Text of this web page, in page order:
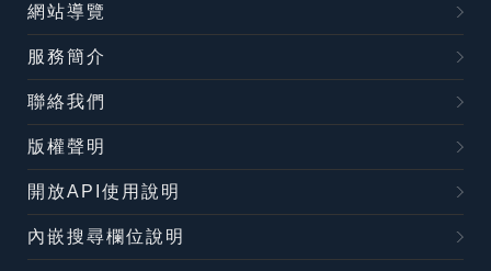
網站導覽
服務簡介
聯絡我們
版權聲明
開放API使用說明
內嵌搜尋欄位說明